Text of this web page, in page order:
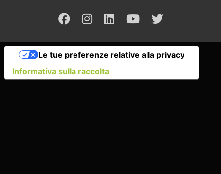
Informativa sulla raccolta
Le tue preferenze relative alla privacy